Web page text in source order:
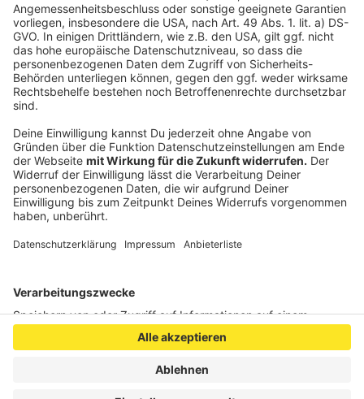
Klimaschutz ist legitim. Doch ob Lützerath oder
Aachen, es gilt: Dieser Protest muss friedlich bleiben.“
Anzeige
Anzeige